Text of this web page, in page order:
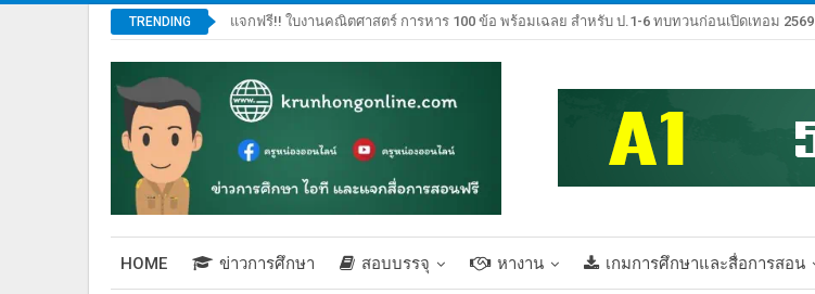
TRENDING แจกฟรี!! ใบงานคณิตศาสตร์ การหาร 100 ข้อ พร้อมเฉลย สำหรับ ป.1-6 ทบทวนก่อนเปิดเทอม 2569
HOME ข่าวการศึกษา สอบบรรจุ หางาน เกมการศึกษาและสื่อการสอน